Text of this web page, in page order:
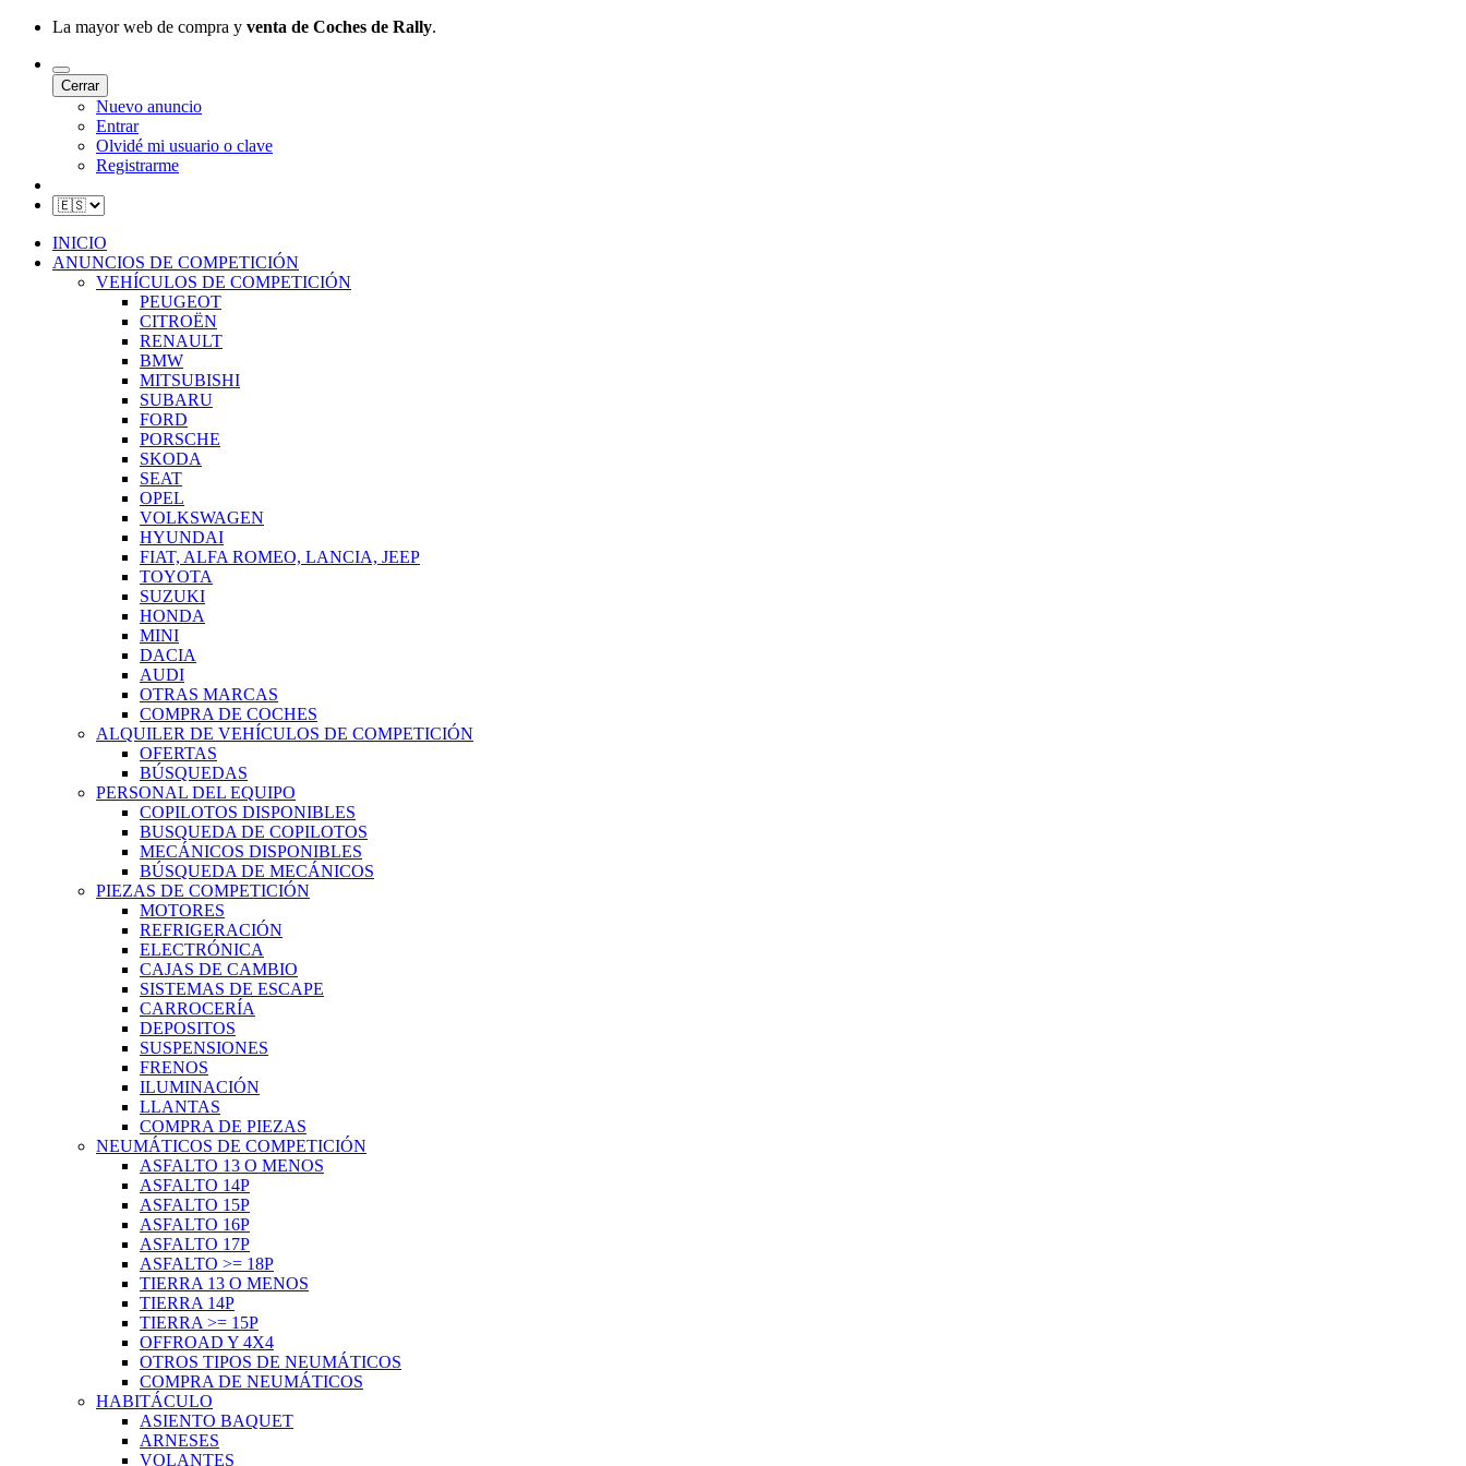
La mayor web de compra y venta de Coches de Rally.
Cerrar
Nuevo anuncio
Entrar
Olvidé mi usuario o clave
Registrarme
INICIO
ANUNCIOS DE COMPETICIÓN
VEHÍCULOS DE COMPETICIÓN
PEUGEOT
CITROËN
RENAULT
BMW
MITSUBISHI
SUBARU
FORD
PORSCHE
SKODA
SEAT
OPEL
VOLKSWAGEN
HYUNDAI
FIAT, ALFA ROMEO, LANCIA, JEEP
TOYOTA
SUZUKI
HONDA
MINI
DACIA
AUDI
OTRAS MARCAS
COMPRA DE COCHES
ALQUILER DE VEHÍCULOS DE COMPETICIÓN
OFERTAS
BÚSQUEDAS
PERSONAL DEL EQUIPO
COPILOTOS DISPONIBLES
BUSQUEDA DE COPILOTOS
MECÁNICOS DISPONIBLES
BÚSQUEDA DE MECÁNICOS
PIEZAS DE COMPETICIÓN
MOTORES
REFRIGERACIÓN
ELECTRÓNICA
CAJAS DE CAMBIO
SISTEMAS DE ESCAPE
CARROCERÍA
DEPOSITOS
SUSPENSIONES
FRENOS
ILUMINACIÓN
LLANTAS
COMPRA DE PIEZAS
NEUMÁTICOS DE COMPETICIÓN
ASFALTO 13 O MENOS
ASFALTO 14P
ASFALTO 15P
ASFALTO 16P
ASFALTO 17P
ASFALTO >= 18P
TIERRA 13 O MENOS
TIERRA 14P
TIERRA >= 15P
OFFROAD Y 4X4
OTROS TIPOS DE NEUMÁTICOS
COMPRA DE NEUMÁTICOS
HABITÁCULO
ASIENTO BAQUET
ARNESES
VOLANTES